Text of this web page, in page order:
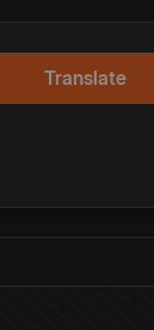
Translate